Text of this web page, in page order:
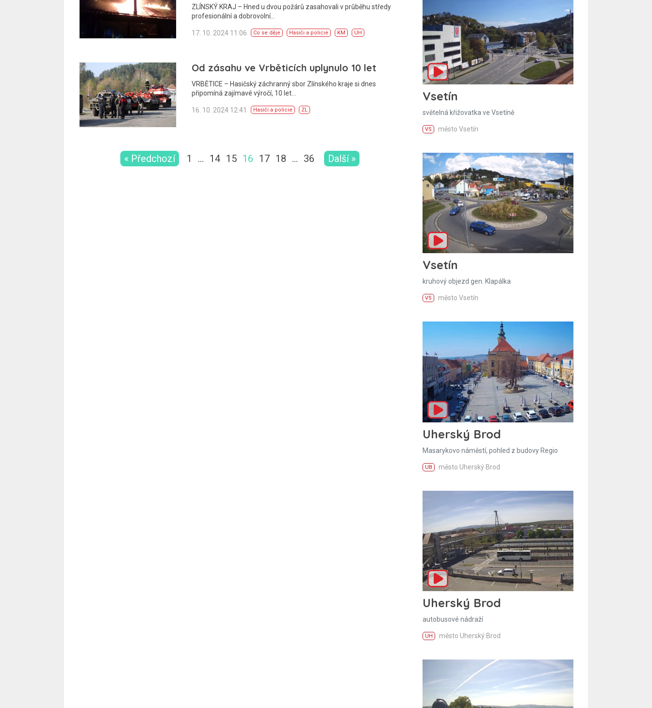
ZLÍNSKÝ KRAJ – Hned u dvou požárů zasahovali v průběhu středy
profesionální a dobrovolní…
17. 10. 2024 11:06 Co se děje Hasiči a policie KM UH
Od zásahu ve Vrběticích uplynulo 10 let
VRBĚTICE – Hasičský záchranný sbor Zlínského kraje si dnes
připomíná zajímavé výročí, 10 let…
16. 10. 2024 12:41 Hasiči a policie ZL
« Předchozí 1 … 14 15 16 17 18 … 36 Další »
Vsetín
světelná křižovatka ve Vsetíně
VS město Vsetín
Vsetín
kruhový objezd gen. Klapálka
VS město Vsetín
Uherský Brod
Masarykovo náměstí, pohled z budovy Regio
UB město Uherský Brod
Uherský Brod
autobusové nádraží
UH město Uherský Brod